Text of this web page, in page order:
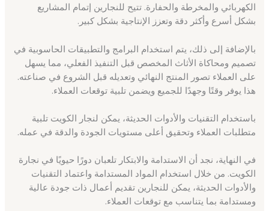
الكهربائي والمخرطة والحفارة. تتيح للنجارين إتمام المشاريع
بشكل أسرع وأكثر دقة وتعزز الإنتاجية بشكل كبير.
بالإضافة إلى ذلك، يتم استخدام البرامج والتطبيقات الحاسوبية في
تصميم ومحاكاة الأثاث المخصص قبل التنفيذ الفعلي، مما يسهل
على العملاء تصور المنتج النهائي وتعديله قبل الشروع في صناعته.
هذا يوفر وقتًا وجهدًا للجميع ويضمن تلبية توقعات العملاء.
باستخدام التقنيات والأدوات الحديثة، يمكن لنجار الكويت تلبية
متطلبات العملاء وتحقيق أعلى مستويات الجودة والدقة في عمله.
في النهاية، نجد أن الاستدامة والابتكار تلعبان دورًا حيويًا في نجارة
الكويت. من خلال استخدام المواد المستدامة واعتماد التقنيات
والأدوات الحديثة، يمكن للنجارين تقديم أعمال ذات جودة عالية
ومستدامة بما يتناسب مع توقعات العملاء.